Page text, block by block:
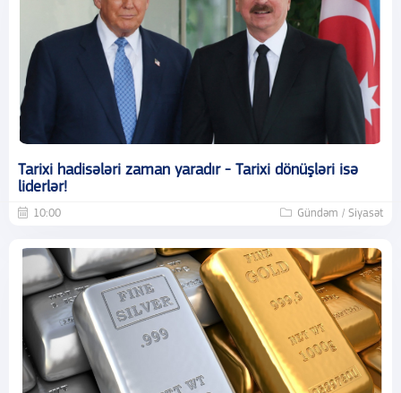
Tarixi hadisələri zaman yaradır - Tarixi dönüşləri isə
liderlər!
10:00 Gündəm / Siyasət